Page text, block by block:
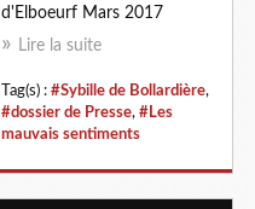
d'Elboeurf Mars 2017
Lire la suite
Tag(s) : #Sybille de Bollardière,
#dossier de Presse, #Les
mauvais sentiments